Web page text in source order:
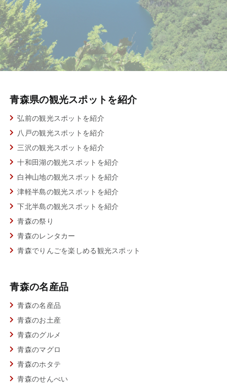
青森県の観光スポットを紹介
弘前の観光スポットを紹介
八戸の観光スポットを紹介
三沢の観光スポットを紹介
十和田湖の観光スポットを紹介
白神山地の観光スポットを紹介
津軽半島の観光スポットを紹介
下北半島の観光スポットを紹介
青森の祭り
青森のレンタカー
青森でりんごを楽しめる観光スポット
青森の名産品
青森の名産品
青森のお土産
青森のグルメ
青森のマグロ
青森のホタテ
青森のせんべい